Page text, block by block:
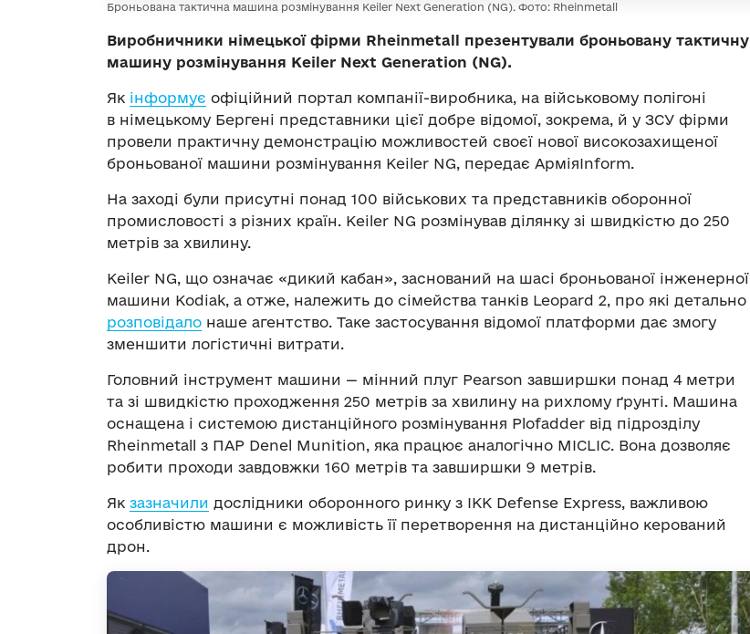
Броньована тактична машина розмінування Keiler Next Generation (NG). Фото: Rheinmetall
Виробничники німецької фірми Rheinmetall презентували броньовану тактичну
машину розмінування Keiler Next Generation (NG).
Як інформує офіційний портал компанії-виробника, на військовому полігоні
в німецькому Бергені представники цієї добре відомої, зокрема, й у ЗСУ фірми
провели практичну демонстрацію можливостей своєї нової високозахищеної
броньованої машини розмінування Keiler NG, передає АрміяInform.
На заході були присутні понад 100 військових та представників оборонної
промисловості з різних країн. Keiler NG розмінував ділянку зі швидкістю до 250
метрів за хвилину.
Keiler NG, що означає «дикий кабан», заснований на шасі броньованої інженерної
машини Kodiak, а отже, належить до сімейства танків Leopard 2, про які детально
розповідало наше агентство. Таке застосування відомої платформи дає змогу
зменшити логістичні витрати.
Головний інструмент машини — мінний плуг Pearson завширшки понад 4 метри
та зі швидкістю проходження 250 метрів за хвилину на рихлому ґрунті. Машина
оснащена і системою дистанційного розмінування Plofadder від підрозділу
Rheinmetall з ПАР Denel Munition, яка працює аналогічно MICLIC. Вона дозволяє
робити проходи завдовжки 160 метрів та завширшки 9 метрів.
Як зазначили дослідники оборонного ринку з ІКК Defense Express, важливою
особливістю машини є можливість її перетворення на дистанційно керований
дрон.